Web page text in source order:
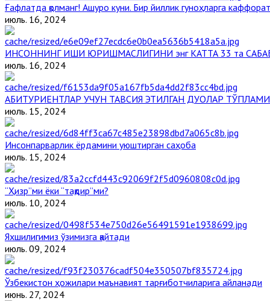
Ғафлатда қолманг! Ашуро куни. Бир йиллик гуноҳларга
июль. 16, 2024
ИНСОННИНГ ИШИ ЮРИШМАСЛИГИНИ энг КАТТА 33 та
июль. 16, 2024
АБИТУРИЕНТЛАР УЧУН ТАВСИЯ ЭТИЛГАН ДУОЛАР ТЎПЛАМИ
июль. 15, 2024
Инсонпарварлик ёрдамини уюштирган саҳоба
июль. 15, 2024
“Ҳизр”ми ёки “тақдир”ми?
июль. 10, 2024
Яхшилигимиз ўзимизга қайтади
июль. 09, 2024
Ўзбекистон ҳожилари маънавият тарғиботчиларига айланади
июнь. 27, 2024